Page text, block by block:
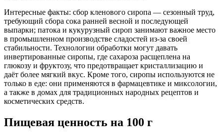
Интересные факты: сбор кленового сиропа — сезонный труд,
требующий сбора сока ранней весной и последующей
выпарки; патока и кукурузный сироп занимают важное место
в промышленном производстве сладостей из‑за своей
стабильности. Технологии обработки могут давать
инвертированные сиропы, где сахароза расщеплена на
глюкозу и фруктозу, что предотвращает кристаллизацию и
даёт более мягкий вкус. Кроме того, сиропы используются не
только в еде: они применяются в фармацевтике и миксологии,
а также в домах для традиционных народных рецептов и
косметических средств.
Пищевая ценность на 100 г